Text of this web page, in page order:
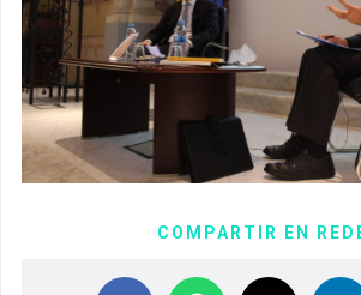
COMPARTIR EN